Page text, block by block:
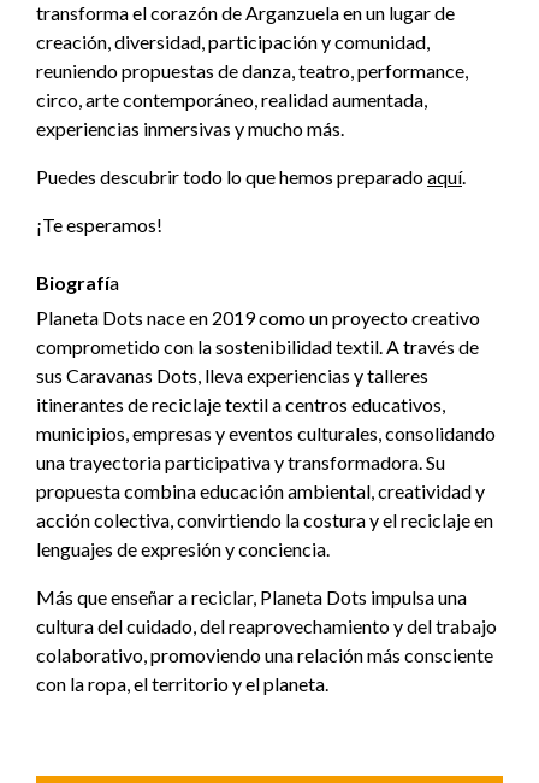
transforma el corazón de Arganzuela en un lugar de
creación, diversidad, participación y comunidad,
reuniendo propuestas de danza, teatro, performance,
circo, arte contemporáneo, realidad aumentada,
experiencias inmersivas y mucho más.
Puedes descubrir todo lo que hemos preparadoaquí.
¡Te esperamos!
Biografía
Planeta Dots nace en 2019 como un proyecto creativo
comprometido con la sostenibilidad textil. A través de
sus Caravanas Dots, lleva experiencias y talleres
itinerantes de reciclaje textil a centros educativos,
municipios, empresas y eventos culturales, consolidando
una trayectoria participativa y transformadora. Su
propuesta combina educación ambiental, creatividad y
acción colectiva, convirtiendo la costura y el reciclaje en
lenguajes de expresión y conciencia.
Más que enseñar a reciclar, Planeta Dots impulsa una
cultura del cuidado, del reaprovechamiento y del trabajo
colaborativo, promoviendo una relación más consciente
con la ropa, el territorio y el planeta.